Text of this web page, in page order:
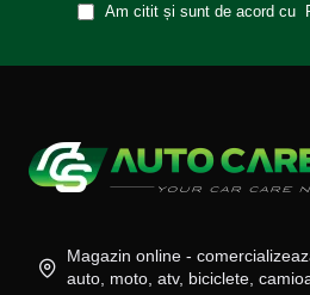
Am citit și sunt de acord cu
Magazin online -
auto, moto, atv, biciclete,